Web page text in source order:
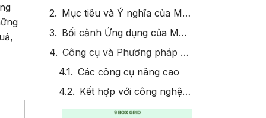
Mục tiêu và Ý nghĩa của Mô hình 9 Box Grid: Ma trận quản lý, phát triển nhân tài
Bối cảnh Ứng dụng của Mô hình 9 Box Grid
Công cụ và Phương pháp Liên quan đến 9 Box Grid
Các công cụ nâng cao
Kết hợp với công nghệ thông tin